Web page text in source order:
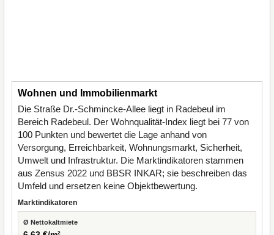
Wohnen und Immobilienmarkt
Die Straße Dr.-Schmincke-Allee liegt in Radebeul im
Bereich Radebeul. Der Wohnqualität-Index liegt bei 77 von
100 Punkten und bewertet die Lage anhand von
Versorgung, Erreichbarkeit, Wohnungsmarkt, Sicherheit,
Umwelt und Infrastruktur. Die Marktindikatoren stammen
aus Zensus 2022 und BBSR INKAR; sie beschreiben das
Umfeld und ersetzen keine Objektbewertung.
Marktindikatoren
Ø Nettokaltmiete